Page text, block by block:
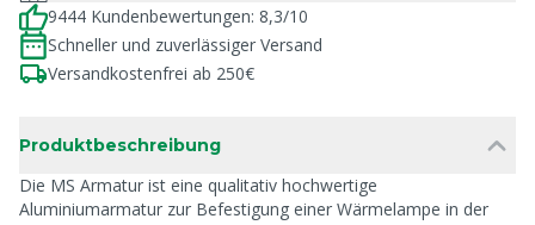
9444 Kundenbewertungen: 8,3/10
Schneller und zuverlässiger Versand
Versandkostenfrei ab 250€
Produktbeschreibung
Die MS Armatur ist eine qualitativ hochwertige
Aluminiumarmatur zur Befestigung einer Wärmelampe in der